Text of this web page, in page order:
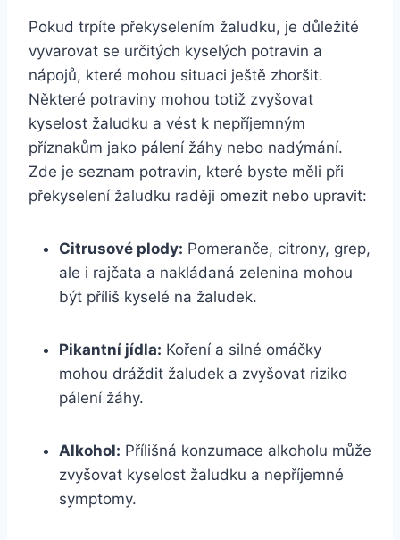
Pokud trpíte překyselením žaludku, je důležité
vyvarovat se určitých kyselých potravin a
nápojů, které mohou situaci ještě zhoršit.
Některé potraviny mohou totiž zvyšovat
kyselost žaludku a vést k nepříjemným
příznakům jako pálení žáhy nebo nadýmání.
Zde je seznam potravin, které byste měli při
překyselení žaludku raději omezit nebo upravit:
Citrusové plody: Pomeranče, citrony, grep,
ale i rajčata a nakládaná zelenina mohou
být příliš kyselé na žaludek.
Pikantní jídla: Koření a silné omáčky
mohou dráždit žaludek a zvyšovat riziko
pálení žáhy.
Alkohol: Přílišná konzumace alkoholu může
zvyšovat kyselost žaludku a nepříjemné
symptomy.